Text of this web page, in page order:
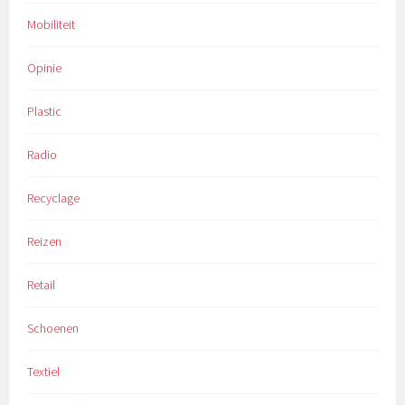
Mobiliteit
Opinie
Plastic
Radio
Recyclage
Reizen
Retail
Schoenen
Textiel